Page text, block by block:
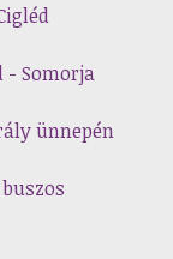
- Somorja
ünnepén
buszos